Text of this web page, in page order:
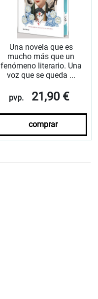
Una novela que es
mucho más que un
fenómeno literario. Una
voz que se queda ...
pvp. 21,90 €
comprar